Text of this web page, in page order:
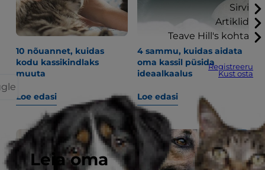
Sirvi
Artiklid
Teave Hill's kohta
Registreeru
Kust osta
Leia oma
10 nõuannet, kuidas
kodu kassikindlaks
muuta
Loe edasi
4 sammu, kuidas aidata
oma kassil püsida
ideaalkaalus
Loe edasi